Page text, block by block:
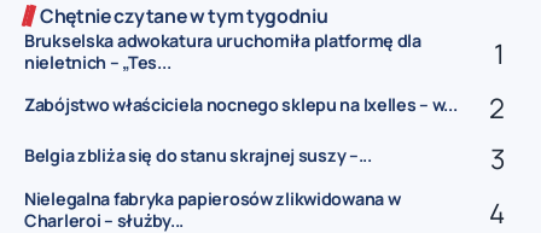
Chętnie czytane w tym tygodniu
Brukselska adwokatura uruchomiła platformę dla
nieletnich – „Tes...
Zabójstwo właściciela nocnego sklepu na Ixelles – w...
Belgia zbliża się do stanu skrajnej suszy –...
Nielegalna fabryka papierosów zlikwidowana w
Charleroi – służby...